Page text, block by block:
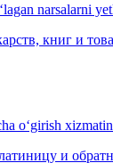
narsalarni
книг и
o‘girish
и